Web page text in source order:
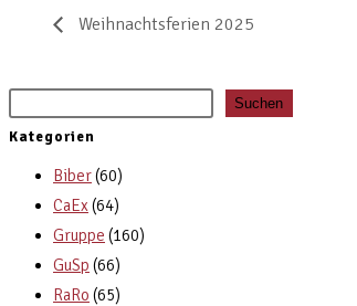
Weihnachtsferien 2025
Suchen
Kategorien
Biber(60)
CaEx(64)
Gruppe (160)
GuSp (66)
RaRo (65)